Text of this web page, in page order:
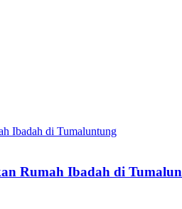
Rumah Ibadah di